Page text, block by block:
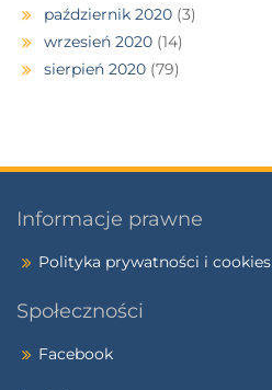
październik 2020 (3)
wrzesień 2020 (14)
sierpień 2020 (79)
Informacje prawne
Polityka prywatności i cookies
Społeczności
Facebook